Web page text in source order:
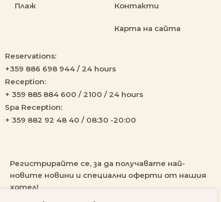
Плаж Контакти
Карта на сайта
Reservations:
+359 886 698 944 / 24 hours
Reception:
+ 359 885 884 600 / 2100 / 24 hours
Spa Reception:
+ 359 882 92 48 40 / 08:30 -20:00
Регистрирайте се, за да получавате най-
новите новини и специални оферти от нашия
хотел!